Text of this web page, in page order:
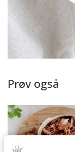
Prøv også